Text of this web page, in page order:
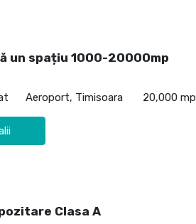
un spațiu 1000-20000mp
Aeroport, Timisoara 20,000 mp
Clasa A